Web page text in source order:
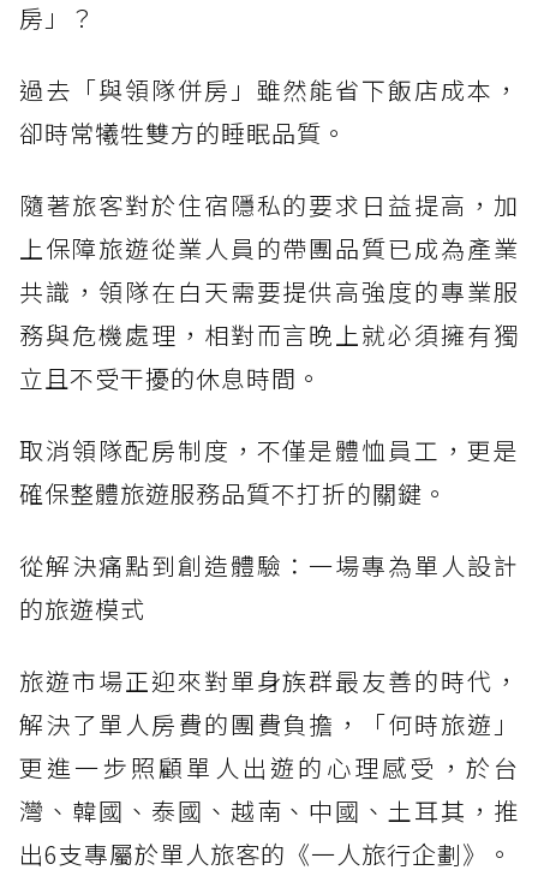
房」？
過去「與領隊併房」雖然能省下飯店成本，
卻時常犧牲雙方的睡眠品質。
隨著旅客對於住宿隱私的要求日益提高，加
上保障旅遊從業人員的帶團品質已成為產業
共識，領隊在白天需要提供高強度的專業服
務與危機處理，相對而言晚上就必須擁有獨
立且不受干擾的休息時間。
取消領隊配房制度，不僅是體恤員工，更是
確保整體旅遊服務品質不打折的關鍵。
從解決痛點到創造體驗：一場專為單人設計
的旅遊模式
旅遊市場正迎來對單身族群最友善的時代，
解決了單人房費的團費負擔，「何時旅遊」
更進一步照顧單人出遊的心理感受，於台
灣、韓國、泰國、越南、中國、土耳其，推
出6支專屬於單人旅客的《一人旅行企劃》。